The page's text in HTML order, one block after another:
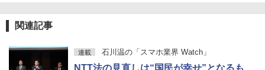
関連記事
連載 石川温の「スマホ業界 Watch」